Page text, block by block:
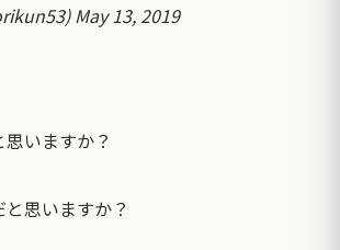
May 13, 2019
いますか？
思いますか？